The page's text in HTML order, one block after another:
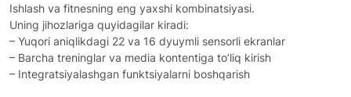
Ishlash va fitnesning eng yaxshi kombinatsiyasi.
Uning jihozlariga quyidagilar kiradi:
– Yuqori aniqlikdagi 22 va 16 dyuymli sensorli ekranlar
– Barcha treninglar va media kontentiga to’liq kirish
– Integratsiyalashgan funktsiyalarni boshqarish